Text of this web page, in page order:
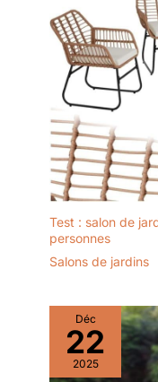
Test : salon de
personnes
Salons de jardins
Déc
22
2025